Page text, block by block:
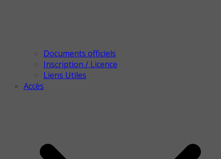
Documents officiels
Inscription / Licence
Liens Utiles
Accès